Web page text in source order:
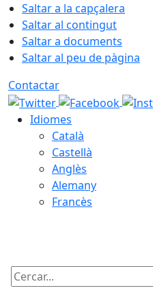
Saltar a la capçalera
Saltar al contingut
Saltar a documents
Saltar al peu de pàgina
Contactar
Idiomes
Català
Castellà
Anglès
Alemany
Francès
Cercar: